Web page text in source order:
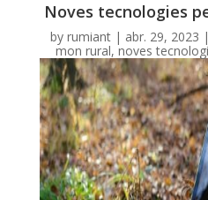
Noves tecnologies
by rumiant| abr. 29, 2023 |
mon rural,noves